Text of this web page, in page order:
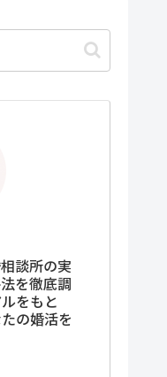
談所の実
を徹底調
をもと
の婚活を